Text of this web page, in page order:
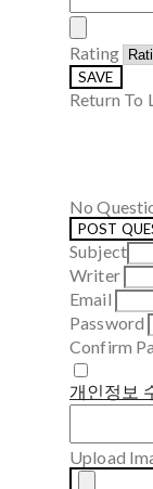
Rating
SAVE
Return To
No
POST
Subject
Writer
Email
Password
Confirm
개인정보
Upload